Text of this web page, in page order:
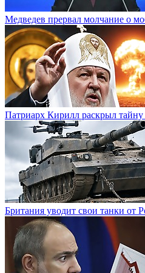
Медведев прервал молчание о
Патриарх Кирилл раскрыл
Британия уводит свои танки от